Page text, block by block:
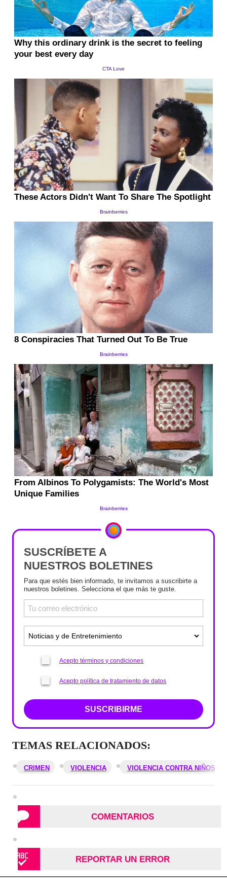
SUSCRÍBETE A
NUESTROS BOLETINES
Para que estés bien informado, te invitamos a suscribirte a
nuestros boletines. Selecciona el que más te guste.
Acepto términos y condiciones
Acepto política de tratamiento de datos
SUSCRIBIRME
TEMAS RELACIONADOS:
CRIMEN VIOLENCIA VIOLENCIA CONTRA NIÑOS
COMENTARIOS
REPORTAR UN ERROR